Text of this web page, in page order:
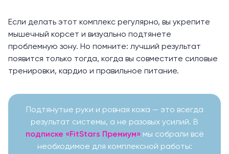
Если делать этот комплекс регулярно, вы укрепите
мышечный корсет и визуально подтянете
проблемную зону. Но помните: лучший результат
появится только тогда, когда вы совместите силовые
тренировки, кардио и правильное питание.
Подтянутые руки и ровная кожа — это всегда
результат системы, а не разовых усилий. В
подписке «FitStars Премиум» мы собрали всё
необходимое для комплексной работы: